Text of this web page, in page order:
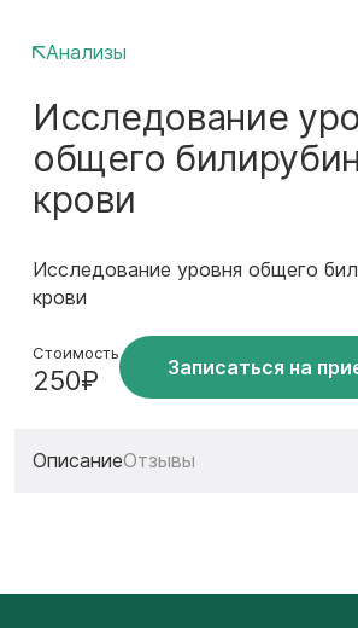
Анализы
Исследование
общего
крови
Исследование уровня общего
крови
Стоимость
250₽ Записаться на
ОписаниеОтзывы